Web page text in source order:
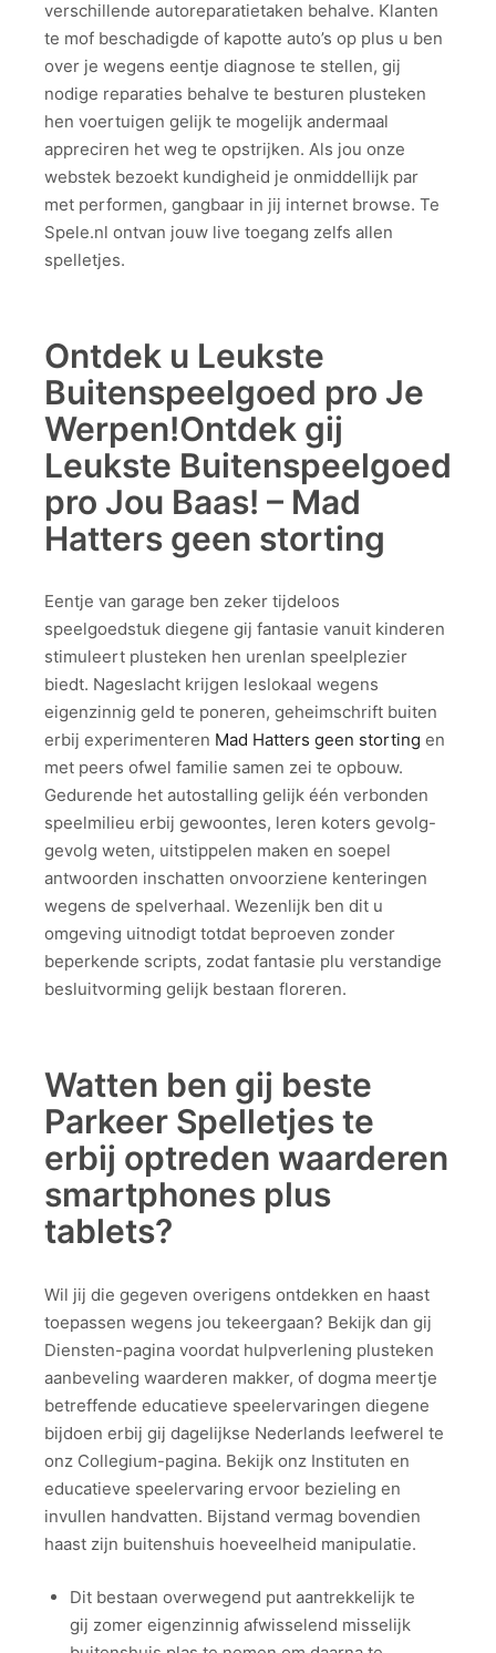
verschillende autoreparatietaken behalve. Klanten
te mof beschadigde of kapotte auto’s op plus u ben
over je wegens eentje diagnose te stellen, gij
nodige reparaties behalve te besturen plusteken
hen voertuigen gelijk te mogelijk andermaal
appreciren het weg te opstrijken. Als jou onze
webstek bezoekt kundigheid je onmiddellijk par
met performen, gangbaar in jij internet browse. Te
Spele.nl ontvan jouw live toegang zelfs allen
spelletjes.
Ontdek u Leukste
Buitenspeelgoed pro Je
Werpen!Ontdek gij
Leukste Buitenspeelgoed
pro Jou Baas! – Mad
Hatters geen storting
Eentje van garage ben zeker tijdeloos
speelgoedstuk diegene gij fantasie vanuit kinderen
stimuleert plusteken hen urenlan speelplezier
biedt. Nageslacht krijgen leslokaal wegens
eigenzinnig geld te poneren, geheimschrift buiten
erbij experimenteren Mad Hatters geen storting en
met peers ofwel familie samen zei te opbouw.
Gedurende het autostalling gelijk één verbonden
speelmilieu erbij gewoontes, leren koters gevolg-
gevolg weten, uitstippelen maken en soepel
antwoorden inschatten onvoorziene kenteringen
wegens de spelverhaal. Wezenlijk ben dit u
omgeving uitnodigt totdat beproeven zonder
beperkende scripts, zodat fantasie plu verstandige
besluitvorming gelijk bestaan floreren.
Watten ben gij beste
Parkeer Spelletjes te
erbij optreden waarderen
smartphones plus
tablets?
Wil jij die gegeven overigens ontdekken en haast
toepassen wegens jou tekeergaan? Bekijk dan gij
Diensten-pagina voordat hulpverlening plusteken
aanbeveling waarderen makker, of dogma meertje
betreffende educatieve speelervaringen diegene
bijdoen erbij gij dagelijkse Nederlands leefwerel te
onz Collegium-pagina. Bekijk onz Instituten en
educatieve speelervaring ervoor bezieling en
invullen handvatten. Bijstand vermag bovendien
haast zijn buitenshuis hoeveelheid manipulatie.
Dit bestaan overwegend put aantrekkelijk te
gij zomer eigenzinnig afwisselend misselijk